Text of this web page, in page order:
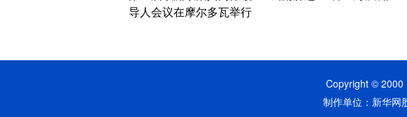
导人会议在摩尔多瓦举行
Copyright ©
制作单位：新华